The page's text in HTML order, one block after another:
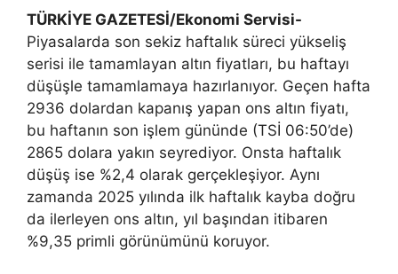
TÜRKİYE GAZETESİ/Ekonomi Servisi-
Piyasalarda son sekiz haftalık süreci yükseliş
serisi ile tamamlayan altın fiyatları, bu haftayı
düşüşle tamamlamaya hazırlanıyor. Geçen hafta
2936 dolardan kapanış yapan ons altın fiyatı,
bu haftanın son işlem gününde (TSİ 06:50’de)
2865 dolara yakın seyrediyor. Onsta haftalık
düşüş ise %2,4 olarak gerçekleşiyor. Aynı
zamanda 2025 yılında ilk haftalık kayba doğru
da ilerleyen ons altın, yıl başından itibaren
%9,35 primli görünümünü koruyor.